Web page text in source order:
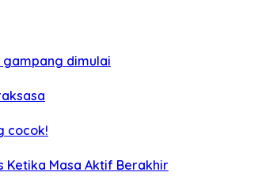
gampang dimulai
cocok!
Ketika Masa Aktif Berakhir